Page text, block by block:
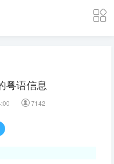
粤语信息
7142